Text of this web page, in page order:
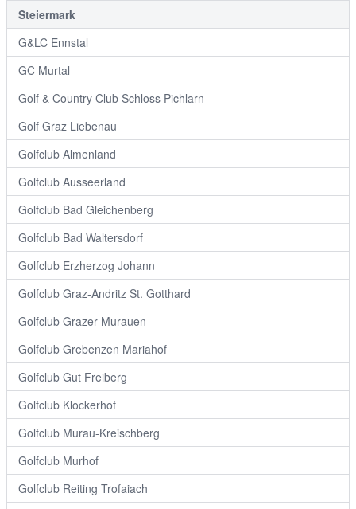
Steiermark
G&LC Ennstal
GC Murtal
Golf & Country Club Schloss Pichlarn
Golf Graz Liebenau
Golfclub Almenland
Golfclub Ausseerland
Golfclub Bad Gleichenberg
Golfclub Bad Waltersdorf
Golfclub Erzherzog Johann
Golfclub Graz-Andritz St. Gotthard
Golfclub Grazer Murauen
Golfclub Grebenzen Mariahof
Golfclub Gut Freiberg
Golfclub Klockerhof
Golfclub Murau-Kreischberg
Golfclub Murhof
Golfclub Reiting Trofaiach